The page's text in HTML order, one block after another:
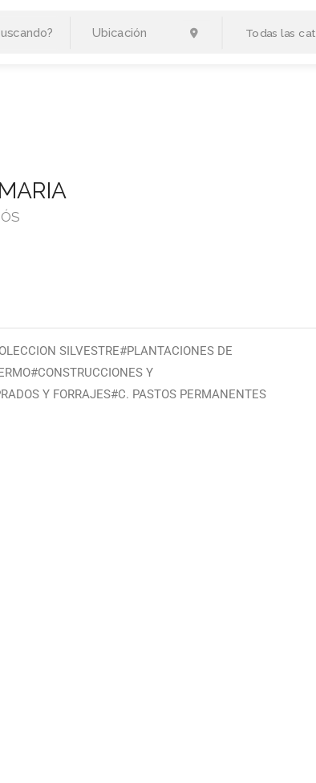
Todas las
SILVESTRE#PLANTACIONES DE
Y
Y FORRAJES#C. PASTOS PERMANENTES